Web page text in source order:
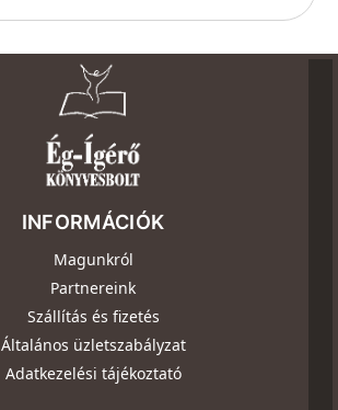
INFORMÁCIÓK
Magunkról
Partnereink
Szállítás és fizetés
Általános üzletszabályzat
Adatkezelési tájékoztató